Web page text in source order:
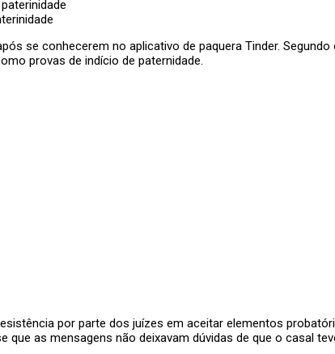
se conhecerem no aplicativo de paquera Tinder.
provas de indício de paternidade.
por parte dos juízes em aceitar elementos
que as mensagens não deixavam dúvidas de que o casal